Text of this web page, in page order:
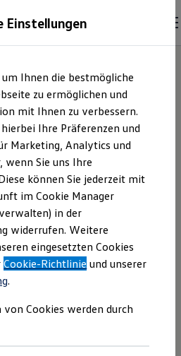
und Gebrauchtwagen
Zertifizierte Gebrauchtwagen
bei Gebrauchtwagen
Döbeln
über uns
GmbH) als
Anbieter von Inhalten
auf dieser Website
sind.
Einstellungen
Ihnen die bestmögliche
zu ermöglichen und
mit Ihnen zu verbessern.
Ihre Präferenzen und
Marketing, Analytics und
wenn Sie uns Ihre
können Sie jederzeit mit
im Cookie Manager
in der
widerrufen. Weitere
eingesetzten Cookies
Cookie-Richtlinie und unserer
.
von Cookies werden durch